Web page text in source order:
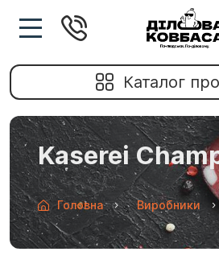
Каталог
Kaserei
Головна Виробники